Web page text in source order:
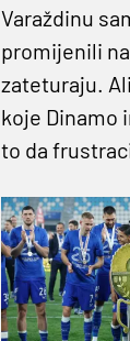
Varaždinu
promijenili
zateturaju.
koje Dinamo
to da